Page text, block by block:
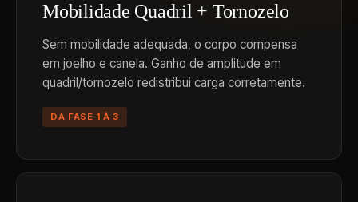
Mobilidade Quadril + Tornozelo
Sem mobilidade adequada, o corpo compensa
em joelho e canela. Ganho de amplitude em
quadril/tornozelo redistribui carga corretamente.
DA FASE 1 À 3